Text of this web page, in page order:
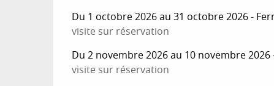
Du 1 octobre 2026 au 31 octobre 2026 -
visite sur réservation
Du 2 novembre 2026 au 10 novembre
visite sur réservation